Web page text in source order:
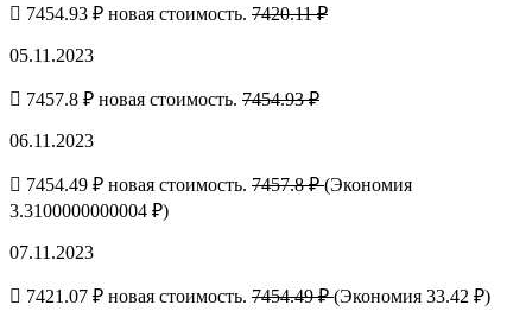
7454.93 ₽ новая стоимость. 7420.11 ₽
05.11.2023
7457.8 ₽ новая стоимость. 7454.93 ₽
06.11.2023
7454.49 ₽ новая стоимость. 7457.8 ₽(Экономия
3.3100000000004 ₽)
07.11.2023
7421.07 ₽ новая стоимость. 7454.49 ₽(Экономия 33.42 ₽)